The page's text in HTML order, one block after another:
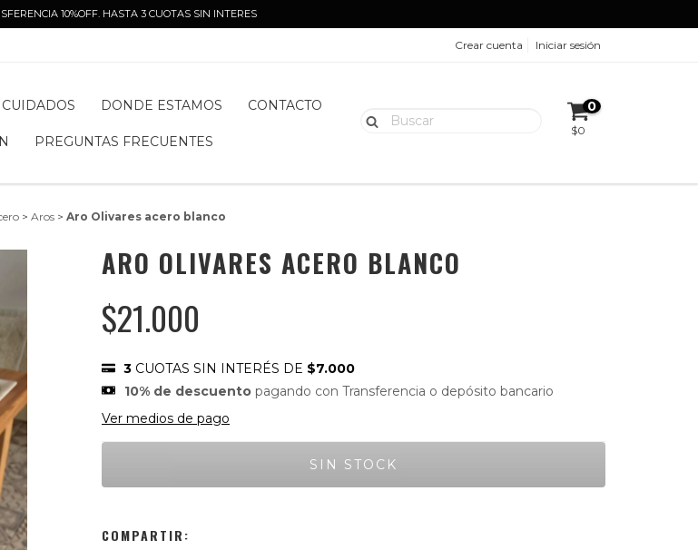
10%OFF. HASTA 3 CUOTAS SIN INTERES
Crear cuenta Iniciar sesión
CUIDADOS DONDE ESTAMOS CONTACTO
PREGUNTAS FRECUENTES
0
$0
> Aros > Aro Olivares acero blanco
ARO OLIVARES ACERO BLANCO
$21.000
3 CUOTAS SIN INTERÉS DE $7.000
10% de descuento pagando con Transferencia o depósito bancario
Ver medios de pago
COMPARTIR: